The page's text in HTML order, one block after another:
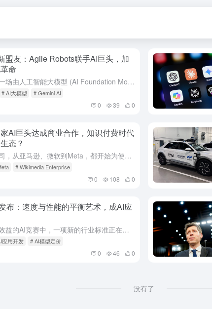
盟友：Agile Robots联手AI巨头，加
命
工业机器人领域正迎来一场由人工智能大模型 (AI Foundation Models)驱动的深刻变革。最新市场动态显示，全球领先的机器人解决方案提供商Agile Robots已与人工智能研究巨头Goo...
# AI大模型 # Gemini AI
0 39 0
AI巨头达成商业合作，知识付费时代
态？
当全球最顶级的科技公司，从亚马逊、微软到Meta，都开始为使用维基百科的内容而付费时，一个关于互联网知识共享与商业化的新叙事正在展开。最新行业动态指出，维基媒体基金会近期与多家领先的AI技术公司达成了...
# Wikimedia Enterprise
0 108 0
布：速度与性能的平衡艺术，成AI应
在追求极致速度与成本效益的AI竞赛中，一项新的行业标准正在被悄然改写。最新行业动态指出，谷歌已正式推出其新一代轻量级大模型Gemini 3 Flash，并已将其设置为旗下核心AI应用及搜索AI模式的默...
应用开发 # AI模型定价
0 46 0
没有了